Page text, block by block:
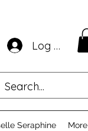
Log In
Seraphine More